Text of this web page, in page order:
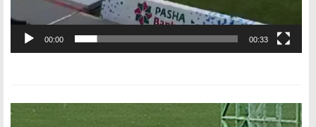
00:00 00:33